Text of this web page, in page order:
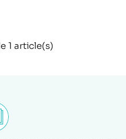
1 article(s)